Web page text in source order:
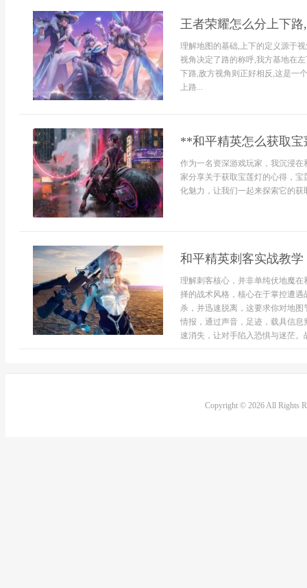
王者荣耀怎么分上下
理解地图的基础,上下的定义源于
视角决定了路的称呼,我方基地在
下路,敌方视角则正好相反,这是一
上路...
**和平精英怎么获取
作为一名资深游戏玩家，我沉浸
家分享关于获取宝莲灯的心得，
化魅力，让我们一起来探索它的
和平精英刺客实战教
理解刺客核心，并非单纯伏地魔
择的战术风格，核心在于掌控遭
杀，并迅速脱离，这要求你对地
情报，通过声音，足迹，载具信
速消失，让对手陷入恐惧与迷茫
Copyright © 2026 All Rights